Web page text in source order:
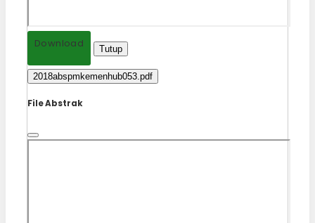
Download Tutup
2018abspmkemenhub053.pdf
File Abstrak